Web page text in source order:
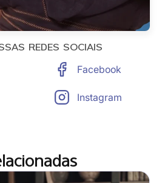
REDES SOCIAIS
Facebook
Instagram